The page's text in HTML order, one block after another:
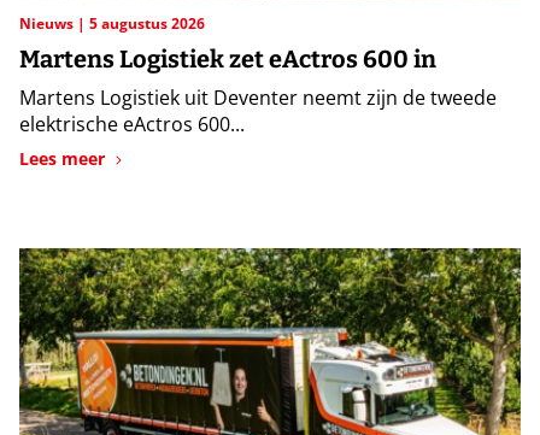
Nieuws 5 augustus 2026
Martens Logistiek zet eActros 600 in
Martens Logistiek uit Deventer neemt zijn de tweede
elektrische eActros 600...
Lees meer